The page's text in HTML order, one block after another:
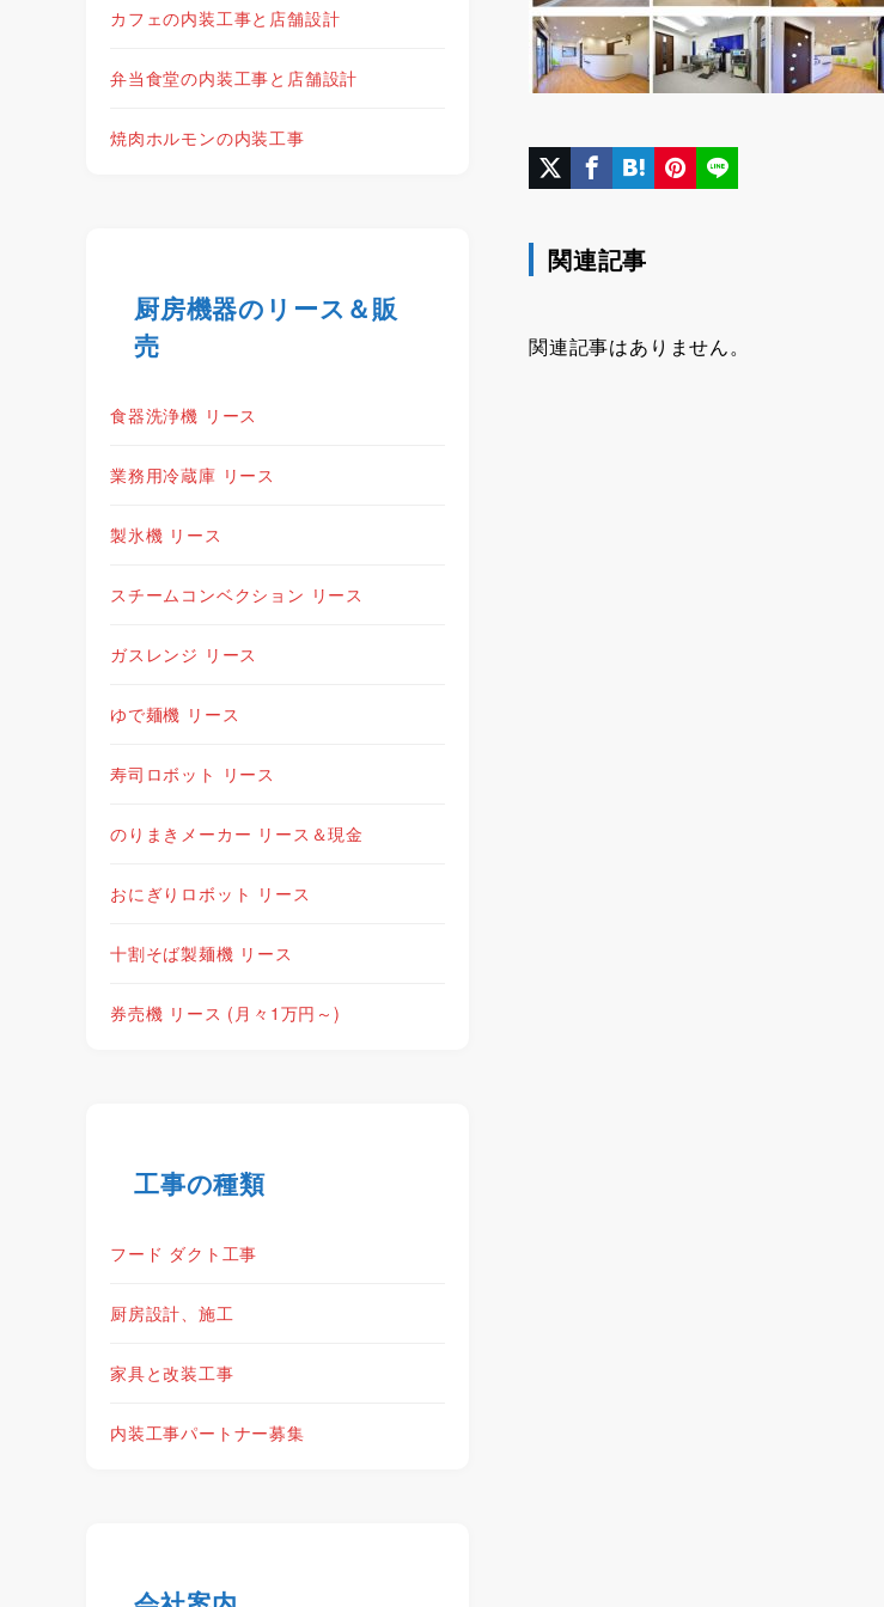
関連記事
関連記事はありません。
カフェの内装工事と店舗設計
弁当食堂の内装工事と店舗設計
焼肉ホルモンの内装工事
厨房機器のリース＆販
売
食器洗浄機 リース
業務用冷蔵庫 リース
製氷機 リース
スチームコンベクション リース
ガスレンジ リース
ゆで麺機 リース
寿司ロボット リース
のりまきメーカー リース＆現金
おにぎりロボット リース
十割そば製麺機 リース
券売機 リース (月々1万円～)
工事の種類
フード ダクト工事
厨房設計、施工
家具と改装工事
内装工事パートナー募集